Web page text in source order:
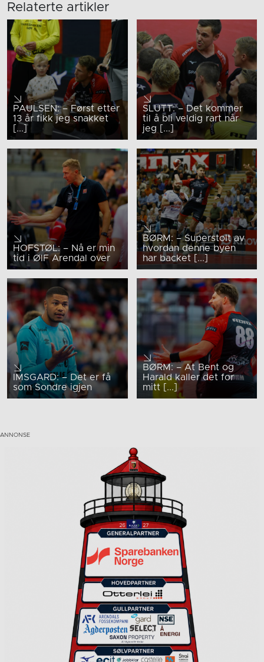
Relaterte artikler
PAULSEN: – Først etter
13 år fikk jeg snakket
[...]
SLUTT: – Det kommer
til å bli veldig rart når
jeg [...]
HOFSTØL: – Nå er min
tid i ØIF Arendal over
BØRM: – Superstolt av
hvordan denne byen
har backet [...]
IMSGARD: – Det er få
som Sondre igjen
BØRM: – At Bent og
Harald kaller det for
mitt [...]